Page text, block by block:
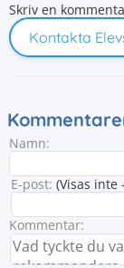
Skriv en
Kontakta
Namn:
E-post: (Visas inte
Kommentar: